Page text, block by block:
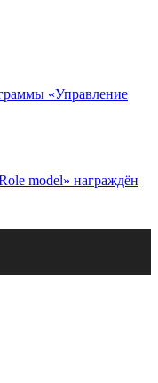
«Управление
model» награждён